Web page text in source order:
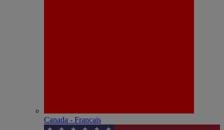
Canada - Français